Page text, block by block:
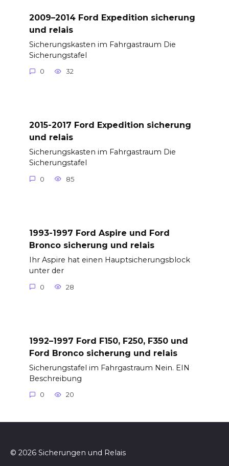
2009–2014 Ford Expedition sicherung
und relais
Sicherungskasten im Fahrgastraum Die
Sicherungstafel
0 32
2015-2017 Ford Expedition sicherung
und relais
Sicherungskasten im Fahrgastraum Die
Sicherungstafel
0 85
1993-1997 Ford Aspire und Ford
Bronco sicherung und relais
Ihr Aspire hat einen Hauptsicherungsblock
unter der
0 28
1992–1997 Ford F150, F250, F350 und
Ford Bronco sicherung und relais
Sicherungstafel im Fahrgastraum Nein. EIN
Beschreibung
0 20
© 2026 Sicherungen und Relais